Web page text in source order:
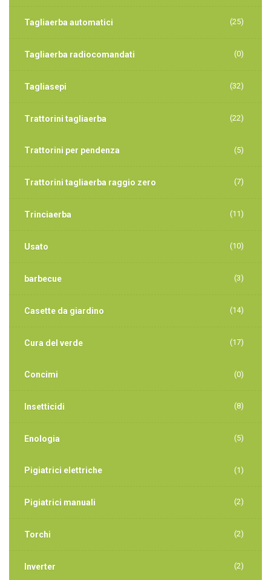
Tagliaerba automatici (25)
Tagliaerba radiocomandati (0)
Tagliasepi (32)
Trattorini tagliaerba (22)
Trattorini per pendenza (5)
Trattorini tagliaerba raggio zero (7)
Trinciaerba (11)
Usato (10)
barbecue (3)
Casette da giardino (14)
Cura del verde (17)
Concimi (0)
Insetticidi (8)
Enologia (5)
Pigiatrici elettriche (1)
Pigiatrici manuali (2)
Torchi (2)
Inverter (2)